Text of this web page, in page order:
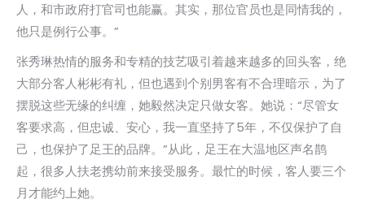
人，和市政府打官司也能赢。其实，那位官员也是同情我的，
他只是例行公事。”
张秀琳热情的服务和专精的技艺吸引着越来越多的回头客，绝
大部分客人彬彬有礼，但也遇到个别男客有不合理暗示，为了
摆脱这些无缘的纠缠，她毅然决定只做女客。她说：“尽管女
客要求高，但忠诚、安心，我一直坚持了5年，不仅保护了自
己，也保护了足王的品牌。”从此，足王在大温地区声名鹊
起，很多人扶老携幼前来接受服务。最忙的时候，客人要三个
月才能约上她。